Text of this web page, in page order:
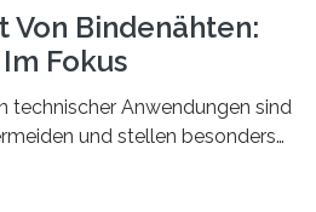
Von Bindenähten:
Fokus
technischer Anwendungen sind
und stellen besonders
Herausforderung dar.